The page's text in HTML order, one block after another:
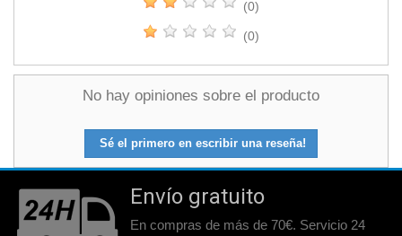
(0)
(0)
No hay opiniones sobre el producto
Sé el primero en escribir una reseña!
Envío gratuito
En compras de más de 70€. Servicio 24